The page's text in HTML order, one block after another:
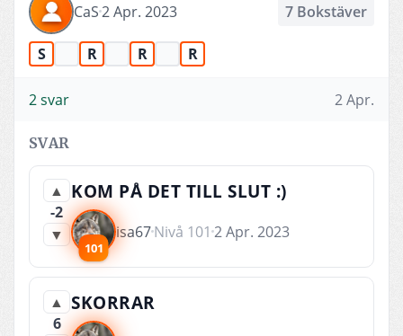
CaS2 Apr. 2023 7 Bokstäver
S R R R
2 svar 2 Apr.
SVAR
▲
-2
▼
KOM PÅ DET TILL SLUT :)
101
isa67Nivå 101 2 Apr. 2023
▲
6
SKORRAR